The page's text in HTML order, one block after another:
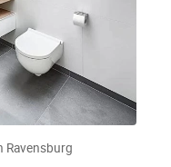
Ravensburg